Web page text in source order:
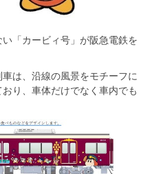
「カービィ号」が阪急電鉄を
は、沿線の風景をモチーフに
り、車体だけでなく車内でも